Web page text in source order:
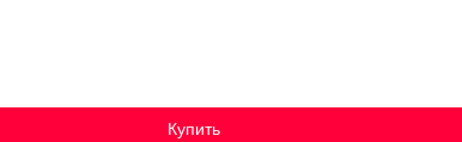
Купить